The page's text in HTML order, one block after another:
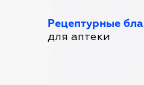
Рецептурные
для аптеки